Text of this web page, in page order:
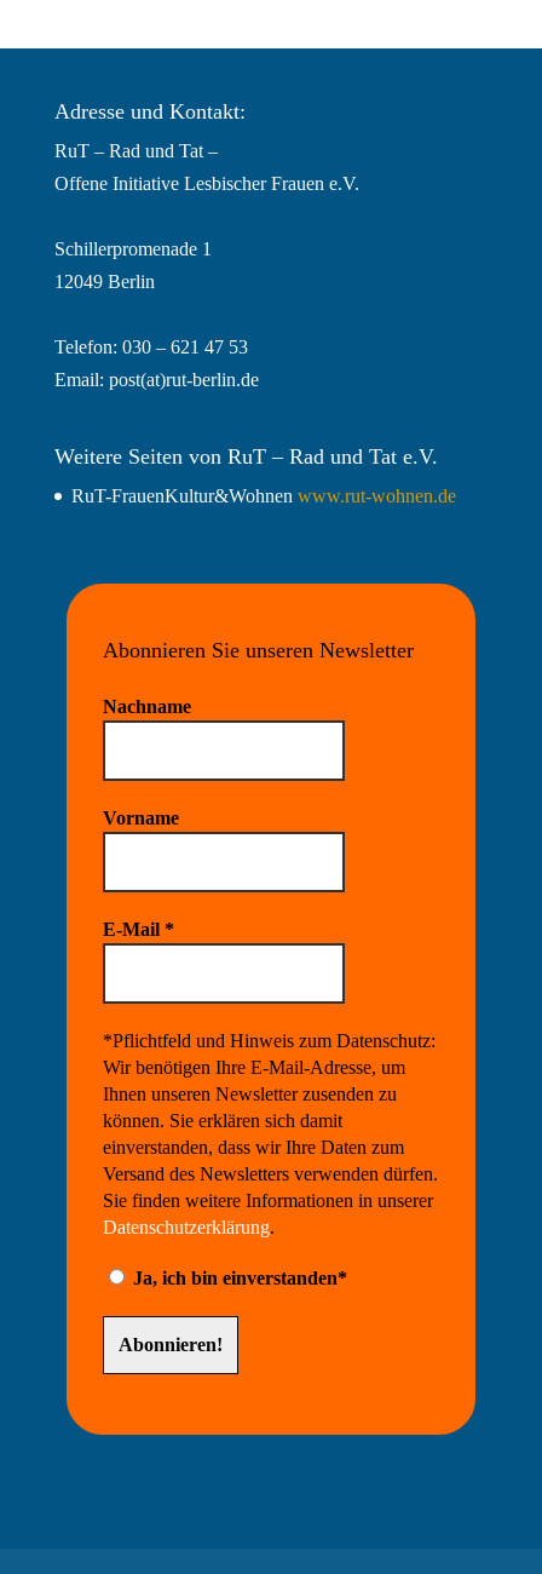
Adresse und Kontakt:
RuT – Rad und Tat –
Offene Initiative Lesbischer Frauen e.V.
Schillerpromenade 1
12049 Berlin
Telefon: 030 – 621 47 53
Email: post(at)rut-berlin.de
Weitere Seiten von RuT – Rad und Tat e.V.
RuT-FrauenKultur&Wohnen www.rut-wohnen.de
Abonnieren Sie unseren Newsletter
Nachname
Vorname
E-Mail *
*Pflichtfeld und Hinweis zum Datenschutz:
Wir benötigen Ihre E-Mail-Adresse, um
Ihnen unseren Newsletter zusenden zu
können. Sie erklären sich damit
einverstanden, dass wir Ihre Daten zum
Versand des Newsletters verwenden dürfen.
Sie finden weitere Informationen in unserer
Datenschutzerklärung.
Ja, ich bin einverstanden*